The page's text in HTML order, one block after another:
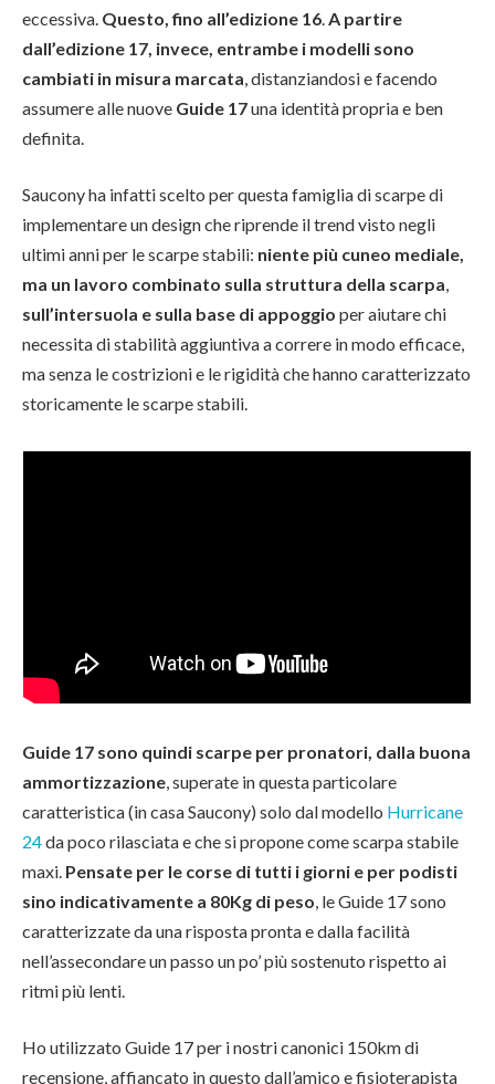
eccessiva. Questo, fino all’edizione 16 A partire
dall’edizione 17, invece, entrambe i modelli sono
cambiati in misura marcata , distanziandosi e facendo
assumere alle nuove Guide 17una identità propria e ben
definita.
Saucony ha infatti scelto per questa famiglia di scarpe di
implementare un design che riprende il trend visto negli
ultimi anni per le scarpe stabili: niente più cuneo mediale,
ma un lavoro combinato sulla struttura della scarpa,
sull’intersuola e sulla base di appoggio per aiutare chi
necessita di stabilità aggiuntiva a correre in modo efficace,
ma senza le costrizioni e le rigidità che hanno caratterizzato
storicamente le scarpe stabili.
Guide 17 sono quindi scarpe per pronatori, dalla buona
ammortizzazione, superate in questa particolare
caratteristica (in casa Saucony) solo dal modello Hurricane
24da poco rilasciata e che si propone come scarpa stabile
maxi. Pensate per le corse di tutti i giorni e per podisti
sino indicativamente a 80Kg di peso, le Guide 17 sono
caratterizzate da una risposta pronta e dalla facilità
nell’assecondare un passo un po’ più sostenuto rispetto ai
ritmi più lenti.
Ho utilizzato Guide 17 per i nostri canonici 150km di
recensione, affiancato in questo dall’amico e fisioterapista